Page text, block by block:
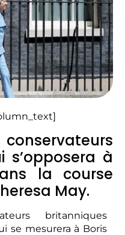
s’opposera à
la course
May.
britanniques
se mesurera à Boris